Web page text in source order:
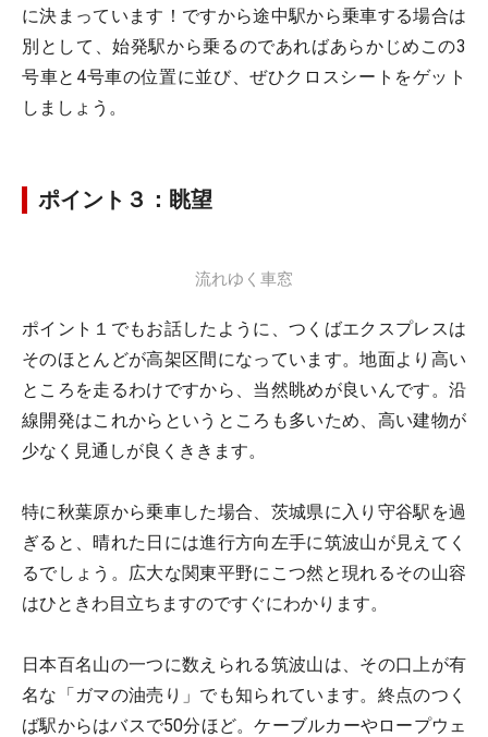
に決まっています！ですから途中駅から乗車する場合は
別として、始発駅から乗るのであればあらかじめこの3
号車と4号車の位置に並び、ぜひクロスシートをゲット
しましょう。
ポイント３：眺望
流れゆく車窓
ポイント１でもお話したように、つくばエクスプレスは
そのほとんどが高架区間になっています。地面より高い
ところを走るわけですから、当然眺めが良いんです。沿
線開発はこれからというところも多いため、高い建物が
少なく見通しが良くききます。
特に秋葉原から乗車した場合、茨城県に入り守谷駅を過
ぎると、晴れた日には進行方向左手に筑波山が見えてく
るでしょう。広大な関東平野にこつ然と現れるその山容
はひときわ目立ちますのですぐにわかります。
日本百名山の一つに数えられる筑波山は、その口上が有
名な「ガマの油売り」でも知られています。終点のつく
ば駅からはバスで50分ほど。ケーブルカーやロープウェ